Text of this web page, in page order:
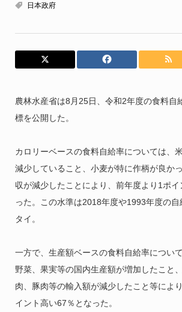
日本政府
農林水産省は8月25日、令和2年度の食料自
標を公開した。
カロリーベースの食料自給率については、
減少していること、小麦が特に作柄が良か
収が減少したことにより、前年度より1ポ
った。この水準は2018年度や1993年度の
タイ。
一方で、生産額ベースの食料自給率につい
野菜、果実等の国内生産額が増加したこと
肉、豚肉等の輸入額が減少したこと等によ
イント高い67％となった。